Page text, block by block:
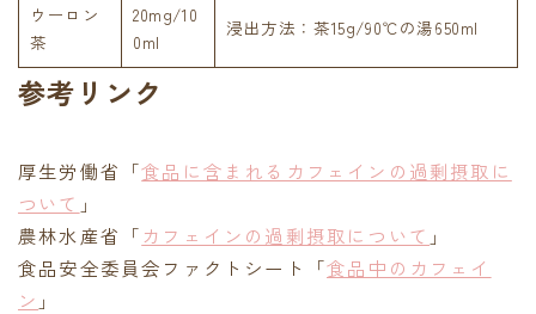
ウーロン
茶
20mg/10
0ml
浸出方法：茶15g/90℃の湯650ml
参考リンク
厚生労働省「食品に含まれるカフェインの過剰摂取に
ついて 」
農林水産省「 カフェインの過剰摂取について 」
食品安全委員会ファクトシート「食品中のカフェイ
ン 」